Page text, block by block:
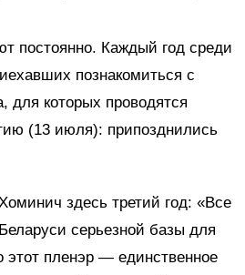
постоянно. Каждый год среди
познакомиться с
для которых проводятся
(13 июля): припозднились
здесь третий год: «Все
серьезной базы для
этот пленэр — единственное